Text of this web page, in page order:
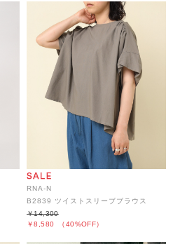
RNA-N
B2839 ツイストスリーブブラウス
￥8,580 （40%OFF）
￥14,300